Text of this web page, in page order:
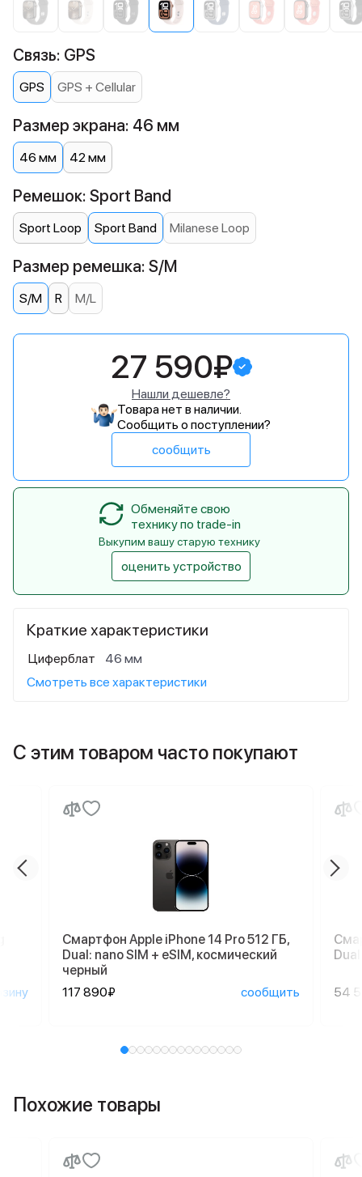
Краткие характеристики
Циферблат
46 мм
Смотреть все характеристики
Связь: GPS
GPS GPS + Cellular
Размер экрана: 46 мм
46 мм 42 мм
Ремешок: Sport Band
Sport Loop Sport Band Milanese Loop
Размер ремешка: S/M
S/M R M/L
27 590₽
Нашли дешевле?
Товара нет в наличии.
Сообщить о поступлении?
сообщить
Обменяйте свою
технику по trade-in
Выкупим вашу старую технику
оценить устройство
С этим товаром часто покупают
Смартфон Apple iPhone 14 Pro 512 ГБ,
Dual: nano SIM + eSIM, космический
черный
117 890₽
сообщить 54
Похожие товары